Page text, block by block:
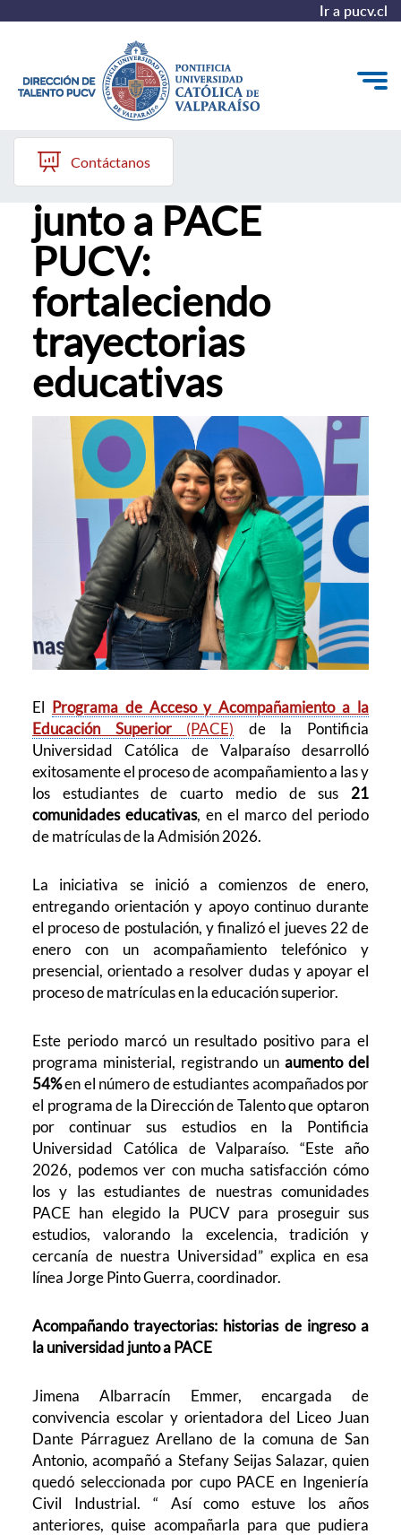
Ir a pucv.cl
Quiénes somos
Nuestros Programas
Investigación
Recursos
Contáctanos
Admisión 2026
junto a PACE
PUCV:
fortaleciendo
trayectorias
educativas
El Programa de Acceso y Acompañamiento a la
Educación Superior (PACE) de la Pontificia
Universidad Católica de Valparaíso desarrolló
exitosamente el proceso de acompañamiento a las y
los estudiantes de cuarto medio de sus 21
comunidades educativas, en el marco del periodo
de matrículas de la Admisión 2026.
La iniciativa se inició a comienzos de enero,
entregando orientación y apoyo continuo durante
el proceso de postulación, y finalizó el jueves 22 de
enero con un acompañamiento telefónico y
presencial, orientado a resolver dudas y apoyar el
proceso de matrículas en la educación superior.
Este periodo marcó un resultado positivo para el
programa ministerial, registrando un aumento del
54%en el número de estudiantes acompañados por
el programa de la Dirección de Talento que optaron
por continuar sus estudios en la Pontificia
Universidad Católica de Valparaíso. “Este año
2026, podemos ver con mucha satisfacción cómo
los y las estudiantes de nuestras comunidades
PACE han elegido la PUCV para proseguir sus
estudios, valorando la excelencia, tradición y
cercanía de nuestra Universidad” explica en esa
línea Jorge Pinto Guerra, coordinador.
Acompañando trayectorias: historias de ingreso a
la universidad junto a PACE
Jimena Albarracín Emmer, encargada de
convivencia escolar y orientadora del Liceo Juan
Dante Párraguez Arellano de la comuna de San
Antonio, acompañó a Stefany Seijas Salazar, quien
quedó seleccionada por cupo PACE en Ingeniería
Civil Industrial. “ Así como estuve los años
anteriores, quise acompañarla para que pudiera